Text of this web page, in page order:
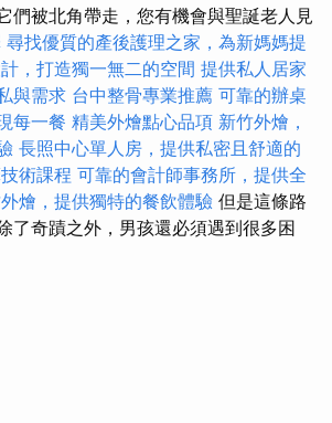
們被北角帶走，您有機會與聖誕老人見
尋找優質的產後護理之家，為新媽媽提
，打造獨一無二的空間 提供私人居家
與需求 台中整骨專業推薦 可靠的辦桌
每一餐 精美外燴點心品項 新竹外燴，
長照中心單人房，提供私密且舒適的
術課程 可靠的會計師事務所，提供全
燴，提供獨特的餐飲體驗 但是這條路
了奇蹟之外，男孩還必須遇到很多困